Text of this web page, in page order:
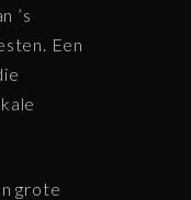
’s
Een
grote